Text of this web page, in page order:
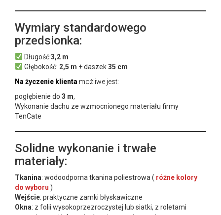
Wymiary standardowego
przedsionka:
Długość:3,2 m
Głębokość: 2,5 m + daszek35 cm
Na życzenie klienta możliwe jest:
pogłębienie do 3 m,
Wykonanie dachu ze wzmocnionego materiału firmy
TenCate
Solidne wykonanie i trwałe
materiały:
Tkanina: wodoodporna tkanina poliestrowa ( różne kolory
do wyboru )
Wejście: praktyczne zamki błyskawiczne
Okna: z folii wysokoprzezroczystej lub siatki, z roletami